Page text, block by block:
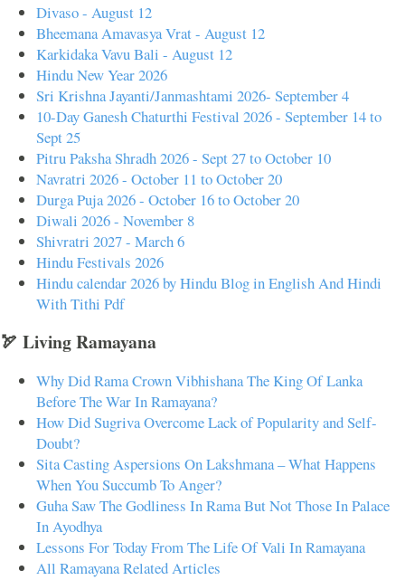
Divaso - August 12
Bheemana Amavasya Vrat - August 12
Karkidaka Vavu Bali - August 12
Hindu New Year 2026
Sri Krishna Jayanti/Janmashtami 2026- September 4
10-Day Ganesh Chaturthi Festival 2026 - September 14 to
Sept 25
Pitru Paksha Shradh 2026 - Sept 27 to October 10
Navratri 2026 - October 11 to October 20
Durga Puja 2026 - October 16 to October 20
Diwali 2026 - November 8
Shivratri 2027 - March 6
Hindu Festivals 2026
Hindu calendar 2026 by Hindu Blog in English And Hindi
With Tithi Pdf
🏹 Living Ramayana
Why Did Rama Crown Vibhishana The King Of Lanka
Before The War In Ramayana?
How Did Sugriva Overcome Lack of Popularity and Self-
Doubt?
Sita Casting Aspersions On Lakshmana – What Happens
When You Succumb To Anger?
Guha Saw The Godliness In Rama But Not Those In Palace
In Ayodhya
Lessons For Today From The Life Of Vali In Ramayana
All Ramayana Related Articles